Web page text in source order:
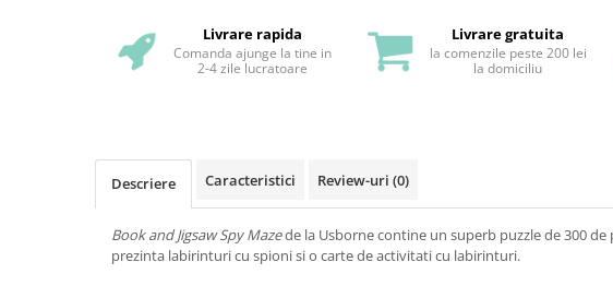
Livrare rapida
Comanda ajunge la tine in
2-4 zile lucratoare
Livrare gratuita
la comenzile peste 200 lei
la domiciliu
Descriere Caracteristici Review-uri (0)
Book and Jigsaw Spy Mazede la Usborne contine un superb puzzle de 300 de
prezinta labirinturi cu spioni si o carte de activitati cu labirinturi.